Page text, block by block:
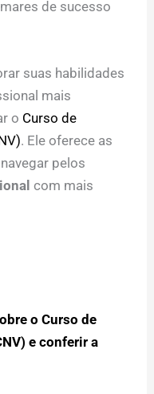
de sucesso
suas habilidades
mais
o Curso de
. Ele oferece as
pelos
com mais
o Curso de
e conferir a